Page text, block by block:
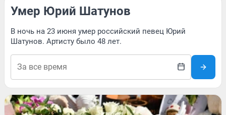
Умер Юрий Шатунов
В ночь на 23 июня умер российский певец Юрий
Шатунов. Артисту было 48 лет.